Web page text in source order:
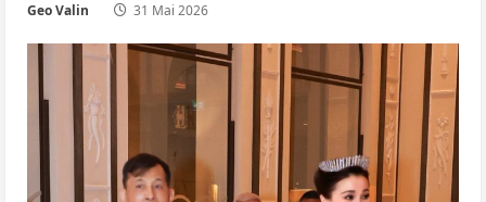
Geo Valin 31 Mai 2026